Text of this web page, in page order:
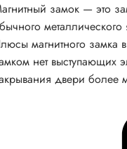
замок — это
магнитного замка
нет выступающих
двери более